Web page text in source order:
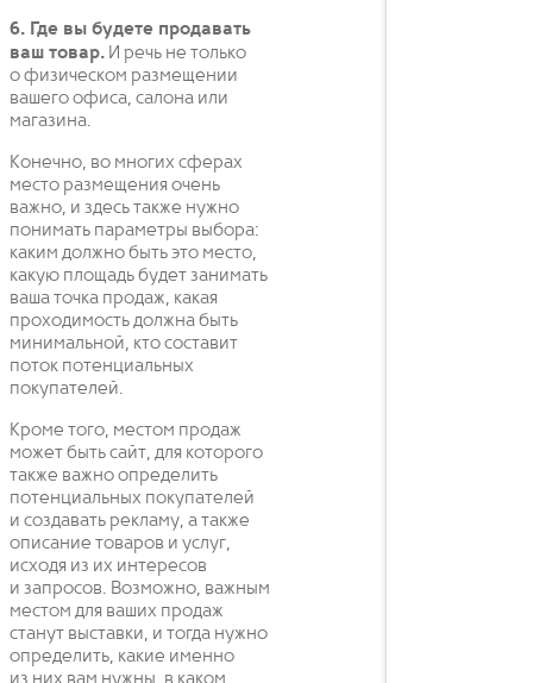
6. Где вы будете продавать
ваш товар. И речь не только
о физическом размещении
вашего офиса, салона или
магазина.
Конечно, во многих сферах
место размещения очень
важно, и здесь также нужно
понимать параметры выбора:
каким должно быть это место,
какую площадь будет занимать
ваша точка продаж, какая
проходимость должна быть
минимальной, кто составит
поток потенциальных
покупателей.
Кроме того, местом продаж
может быть сайт, для которого
также важно определить
потенциальных покупателей
и создавать рекламу, а также
описание товаров и услуг,
исходя из их интересов
и запросов. Возможно, важным
местом для ваших продаж
станут выставки, и тогда нужно
определить, какие именно